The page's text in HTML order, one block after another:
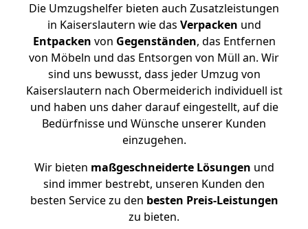
Die Umzugshelfer bieten auch Zusatzleistungen
in Kaiserslautern wie das Verpacken und
Entpacken von Gegenständen, das Entfernen
von Möbeln und das Entsorgen von Müll an. Wir
sind uns bewusst, dass jeder Umzug von
Kaiserslautern nach Obermeiderich individuell ist
und haben uns daher darauf eingestellt, auf die
Bedürfnisse und Wünsche unserer Kunden
einzugehen.
Wir bieten maßgeschneiderte Lösungen und
sind immer bestrebt, unseren Kunden den
besten Service zu den besten Preis-Leistungen
zu bieten.